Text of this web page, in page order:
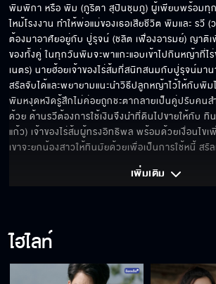
ยกน้องสาวแกให้ฉัน เป็นก
เจ้าสาวบ้านไร่ คืนนี้เสนอ
การแต่งงานเพราะเงินครั้
พิมพิกา หรือ พิม (ภูริตา สุปินชุมภู) ผู้เพียบพร้อมทุก
ไหม้โรงงาน ทำให้พ่อแม่ของเธอเสียชีวิต พิมและ รวี
ต้องมาอาศัยอยู่กับ ปู่รุจน์ (ชลิต เฟื่องอารมย์) ญาติเ
ของทั้งคู่ ในทุกวันพิมจะพาแกะแอบเข้าไปกินหญ้าที่ไ
เนตร) นายฮ้อยเจ้าของไร่ส้มที่สนิทสนมกับปู่รุจน์มา
สรัลจับได้และพยายามแนะนำวิธีปลูกหญ้าไว้ให้กับพิม
พิมหงุดหงิดรู้สึกไม่ค่อยถูกชะตากลายเป็นคู่ปรับคน
ด้วย ด้านรวีต้องการใช้เงินจึงนำที่ดินไปขายให้กับ
แก้ว) เจ้าของไร่ส้มผู้ทรงอิทธิพล พร้อมด้วยเงื่อนไข
เขาจะยกน้องสาวให้ทินมัยด้วยเพื่อเป็นการใช้หนี้ สรัล
เพิ่มเติม
ไฮไลท์